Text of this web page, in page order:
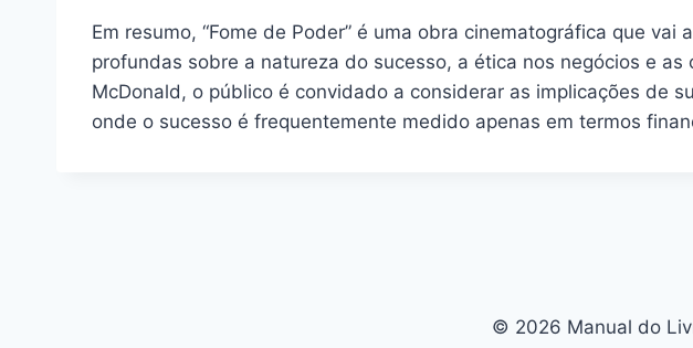
Em resumo, “Fome de Poder” é uma obra cinematográfica que
profundas sobre a natureza do sucesso, a ética nos negócios e
McDonald, o público é convidado a considerar as implicações de
onde o sucesso é frequentemente medido apenas em termos
© 2026 Manual do